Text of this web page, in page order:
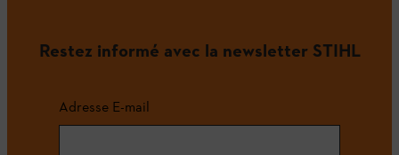
Restez informé avec la newsletter STIHL
Adresse E-mail